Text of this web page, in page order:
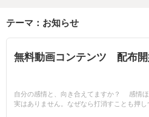
テーマ：お知らせ
無料動画コンテンツ 配布
自分の感情と、向き合えてますか？ 感情
実はありません。なぜなら打消すことも押し